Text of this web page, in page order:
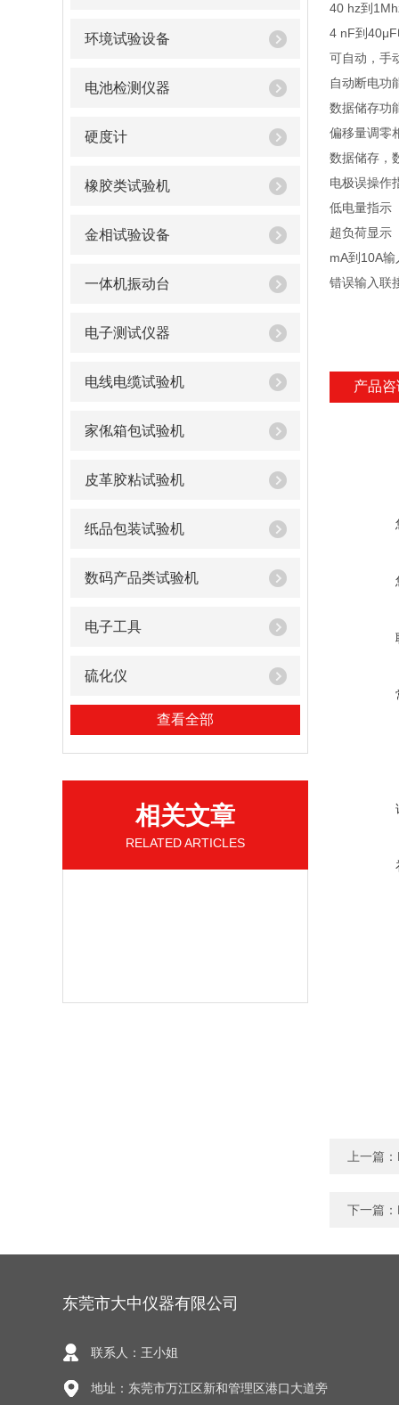
环境试验设备
电池检测仪器
硬度计
橡胶类试验机
金相试验设备
一体机振动台
电子测试仪器
电线电缆试验机
家俬箱包试验机
皮革胶粘试验机
纸品包装试验机
数码产品类试验机
电子工具
硫化仪
查看全部
相关文章
RELATED ARTICLES
40 hz到
4 nF到
可自动，手
自动断电功
数据储存功
偏移量调零
数据储存，
电极误操作
低电量指示
超负荷显示
mA到10A
错误输入联
产品
上一篇：
下一篇：
东莞市大中仪器有限公司
联系人：王小姐
地址：东莞市万江区新和管理区港口大道旁